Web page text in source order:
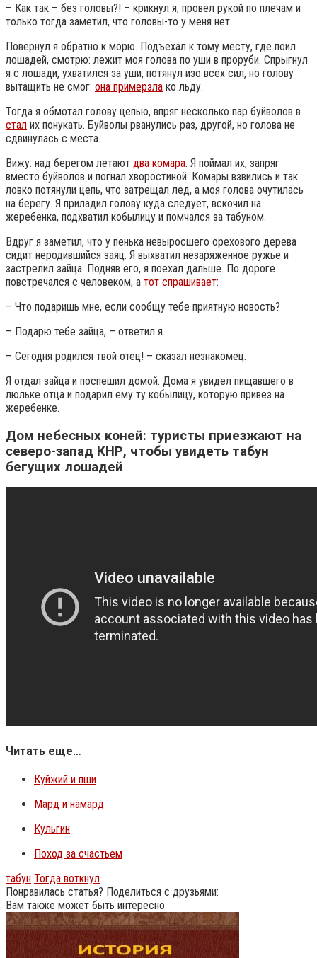
– Как так – без головы?! – крикнул я, провел рукой по плечам и
только тогда заметил, что головы-то у меня нет.
Повернул я обратно к морю. Подъехал к тому месту, где поил
лошадей, смотрю: лежит моя голова по уши в проруби. Спрыгнул
я с лошади, ухватился за уши, потянул изо всех сил, но голову
вытащить не смог: она примерзла ко льду.
Тогда я обмотал голову цепью, впряг несколько пар буйволов в
стал их понукать. Буйволы рванулись раз, другой, но голова не
сдвинулась с места.
Вижу: над берегом летают два комара. Я поймал их, запряг
вместо буйволов и погнал хворостиной. Комары взвились и так
ловко потянули цепь, что затрещал лед, а моя голова очутилась
на берегу. Я приладил голову куда следует, вскочил на
жеребенка, подхватил кобылицу и помчался за табуном.
Вдруг я заметил, что у пенька невыросшего орехового дерева
сидит неродившийся заяц. Я выхватил незаряженное ружье и
застрелил зайца. Подняв его, я поехал дальше. По дороге
повстречался с человеком, а тот спрашивает:
– Что подаришь мне, если сообщу тебе приятную новость?
– Подарю тебе зайца, – ответил я.
– Сегодня родился твой отец! – сказал незнакомец.
Я отдал зайца и поспешил домой. Дома я увидел пищавшего в
люльке отца и подарил ему ту кобылицу, которую привез на
жеребенке.
Дом небесных коней: туристы приезжают на
северо-запад КНР, чтобы увидеть табун
бегущих лошадей
Читать еще…
Куйжий и пши
Мард и намард
Кульгин
Поход за счастьем
табун Тогда воткнул
Понравилась статья? Поделиться с друзьями:
Вам также может быть интересно